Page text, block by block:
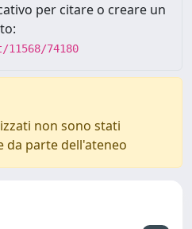
per citare o creare un
74180
non sono stati
da parte dell'ateneo